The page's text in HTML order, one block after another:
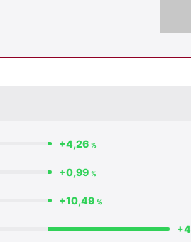
+4,26 %
+0,99 %
+10,49 %